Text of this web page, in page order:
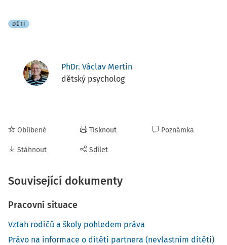
DĚTI
PhDr. Václav Mertin
dětský psycholog
Oblíbené
Stáhnout
Tisknout
Sdílet
Poznámka
Související dokumenty
Pracovní situace
Vztah rodičů a školy pohledem práva
Právo na informace o dítěti partnera (nevlastním dítěti)